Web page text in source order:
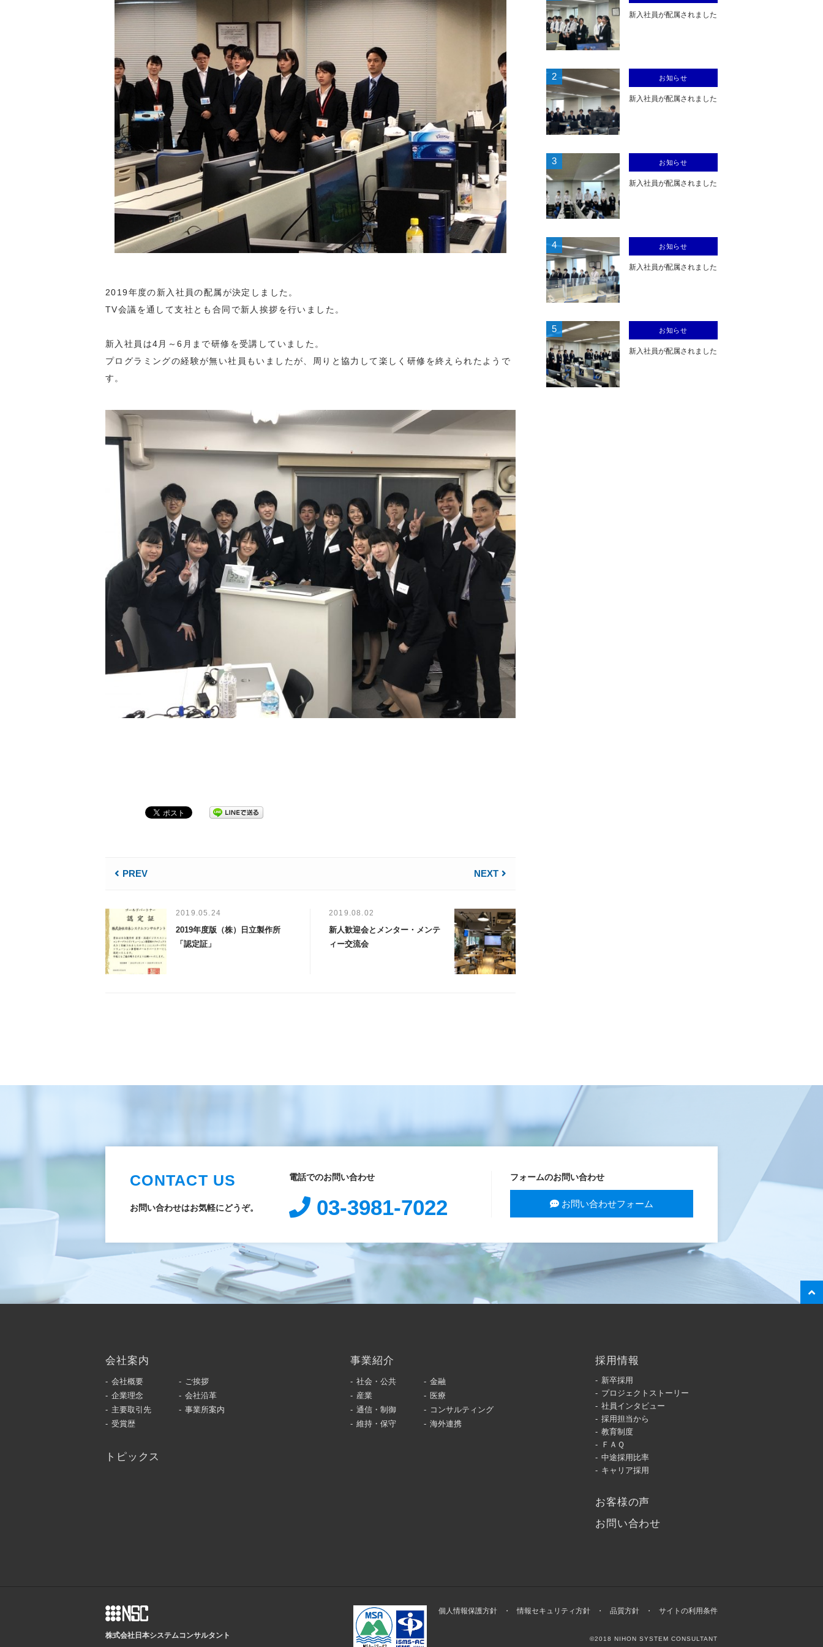
2019年度の新入社員の配属が決定しました。
TV会議を通して支社とも合同で新人挨拶を行いました。
新入社員は4月～6月まで研修を受講していました。
プログラミングの経験が無い社員もいましたが、周りと協力して楽しく研修を終えられたようで
す。
PREV NEXT
2019.05.24
2019年度版（株）日立製作所
「認定証」
2019.08.02
新人歓迎会とメンター・メンテ
ィー交流会
新入社員が配属されました
2 お知らせ
新入社員が配属されました
3 お知らせ
新入社員が配属されました
4 お知らせ
新入社員が配属されました
5 お知らせ
新入社員が配属されました
CONTACT US
お問い合わせはお気軽にどうぞ。
電話でのお問い合わせ
03-3981-7022
フォームのお問い合わせ
お問い合わせフォーム
会社案内
会社概要
ご挨拶
企業理念
会社沿革
主要取引先
事業所案内
受賞歴
トピックス
事業紹介
社会・公共
金融
産業
医療
通信・制御
コンサルティング
維持・保守
海外連携
採用情報
新卒採用
プロジェクトストーリー
社員インタビュー
採用担当から
教育制度
ＦＡＱ
中途採用比率
キャリア採用
お客様の声
お問い合わせ
株式会社日本システムコンサルタント
個人情報保護方針 情報セキュリティ方針 品質方針 サイトの利用条件
©2018 NIHON SYSTEM CONSULTANT